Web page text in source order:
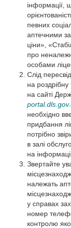
інформації,
певних
аптечними
ціни»,
про
особами
Слід
на
на сайті
необхідно
придбання
потрібно
в залі
на
Звертайте
належать
у справах
номер
контролю